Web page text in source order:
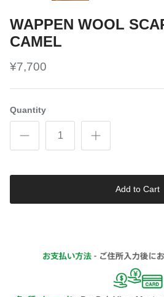
WAPPEN WOOL
CAMEL
¥7,700
Quantity
Add to Cart